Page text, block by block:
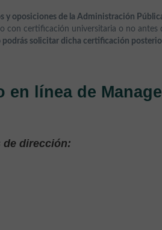
y oposiciones de la Administración
con certificación universitaria o no
podrás solicitar dicha certificación
en línea de
de dirección: